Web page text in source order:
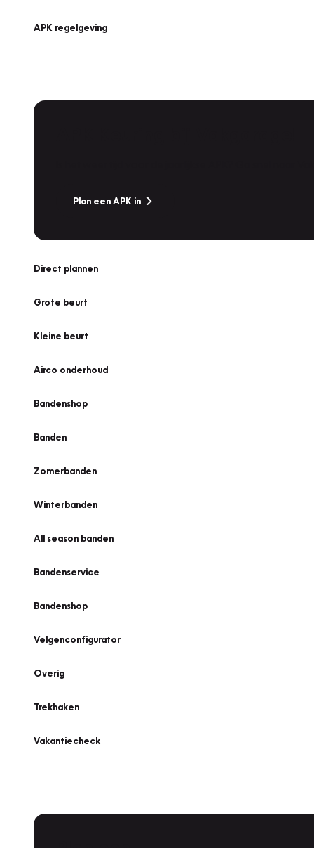
APK regelgeving
Plan een APK in
Direct plannen
Grote beurt
Kleine beurt
Airco onderhoud
Bandenshop
Banden
Zomerbanden
Winterbanden
All season banden
Bandenservice
Bandenshop
Velgenconfigurator
Overig
Trekhaken
Vakantiecheck